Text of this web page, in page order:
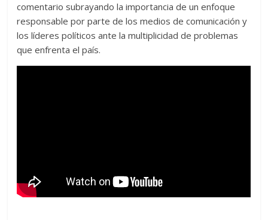
comentario subrayando la importancia de un enfoque
responsable por parte de los medios de comunicación y
los líderes políticos ante la multiplicidad de problemas
que enfrenta el país.